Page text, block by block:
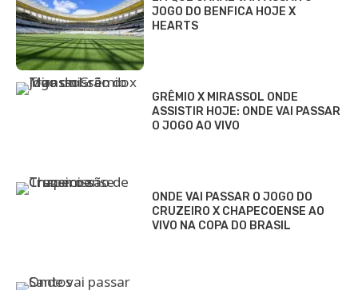
JOGO DO BENFICA HOJE X
HEARTS
GRÊMIO X MIRASSOL ONDE
ASSISTIR HOJE: ONDE VAI PASSAR
O JOGO AO VIVO
ONDE VAI PASSAR O JOGO DO
CRUZEIRO X CHAPECOENSE AO
VIVO NA COPA DO BRASIL